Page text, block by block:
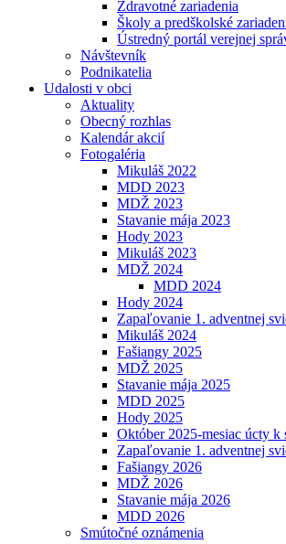
Zdravotné zariadenia
Školy a predškolské
Ústredný portál verejnej
Návštevník
Podnikatelia
Udalosti v obci
Aktuality
Obecný rozhlas
Kalendár akcií
Fotogaléria
Mikuláš 2022
MDD 2023
MDŽ 2023
Stavanie mája 2023
Hody 2023
Mikuláš 2023
MDŽ 2024
MDD 2024
Hody 2024
Zapaľovanie 1. adventnej
Mikuláš 2024
Fašiangy 2025
MDŽ 2025
Stavanie mája 2025
MDD 2025
Hody 2025
Október 2025-mesiac úcty k
Zapaľovanie 1. adventnej
Fašiangy 2026
MDŽ 2026
Stavanie mája 2026
MDD 2026
Smútočné oznámenia